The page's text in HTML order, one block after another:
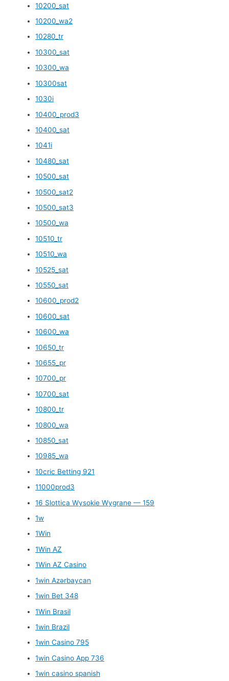
10200_sat
10200_wa2
10280_tr
10300_sat
10300_wa
10300sat
1030i
10400_prod3
10400_sat
1041i
10480_sat
10500_sat
10500_sat2
10500_sat3
10500_wa
10510_tr
10510_wa
10525_sat
10550_sat
10600_prod2
10600_sat
10600_wa
10650_tr
10655_pr
10700_pr
10700_sat
10800_tr
10800_wa
10850_sat
10985_wa
10cric Betting 921
11000prod3
16 Slottica Wysokie Wygrane — 159
1w
1Win
1Win AZ
1Win AZ Casino
1win Azərbaycan
1win Bet 348
1Win Brasil
1win Brazil
1win Casino 795
1win Casino App 736
1win casino spanish